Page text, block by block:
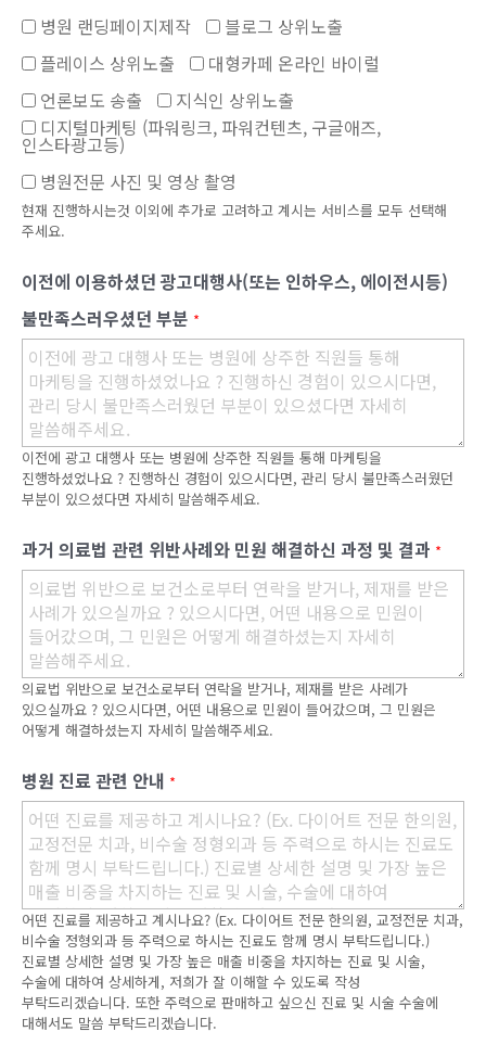
병원 랜딩페이지제작
블로그 상위노출
플레이스 상위노출
대형카페 온라인 바이럴
언론보도 송출
지식인 상위노출
디지털마케팅 (파워링크, 파워컨텐츠, 구글애즈,
인스타광고등)
병원전문 사진 및 영상 촬영
현재 진행하시는것 이외에 추가로 고려하고 계시는 서비스를 모두 선택해
주세요.
이전에 이용하셨던 광고대행사(또는 인하우스, 에이전시등)
불만족스러우셨던 부분 *
이전에 광고 대행사 또는 병원에 상주한 직원들 통해 마케팅을
진행하셨었나요 ? 진행하신 경험이 있으시다면, 관리 당시 불만족스러웠던
부분이 있으셨다면 자세히 말씀해주세요.
과거 의료법 관련 위반사례와 민원 해결하신 과정 및 결과 *
의료법 위반으로 보건소로부터 연락을 받거나, 제재를 받은 사례가
있으실까요 ? 있으시다면, 어떤 내용으로 민원이 들어갔으며, 그 민원은
어떻게 해결하셨는지 자세히 말씀해주세요.
병원 진료 관련 안내 *
어떤 진료를 제공하고 계시나요? (Ex. 다이어트 전문 한의원, 교정전문 치과,
비수술 정형외과 등 주력으로 하시는 진료도 함께 명시 부탁드립니다.)
진료별 상세한 설명 및 가장 높은 매출 비중을 차지하는 진료 및 시술,
수술에 대하여 상세하게, 저희가 잘 이해할 수 있도록 작성
부탁드리겠습니다. 또한 주력으로 판매하고 싶으신 진료 및 시술 수술에
대해서도 말씀 부탁드리겠습니다.